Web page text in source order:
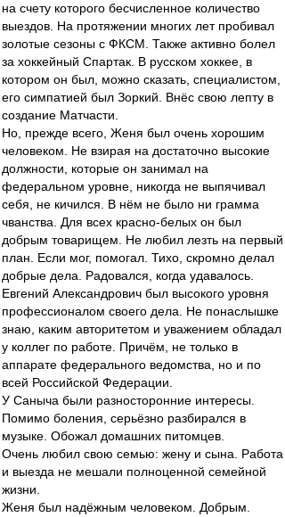
на счету которого бесчисленное количество
выездов. На протяжении многих лет пробивал
золотые сезоны с ФКСМ. Также активно болел
за хоккейный Спартак. В русском хоккее, в
котором он был, можно сказать, специалистом,
его симпатией был Зоркий. Внёс свою лепту в
создание Матчасти.
Но, прежде всего, Женя был очень хорошим
человеком. Не взирая на достаточно высокие
должности, которые он занимал на
федеральном уровне, никогда не выпячивал
себя, не кичился. В нём не было ни грамма
чванства. Для всех красно-белых он был
добрым товарищем. Не любил лезть на первый
план. Если мог, помогал. Тихо, скромно делал
добрые дела. Радовался, когда удавалось.
Евгений Александрович был высокого уровня
профессионалом своего дела. Не понаслышке
знаю, каким авторитетом и уважением обладал
у коллег по работе. Причём, не только в
аппарате федерального ведомства, но и по
всей Российской Федерации.
У Саныча были разносторонние интересы.
Помимо боления, серьёзно разбирался в
музыке. Обожал домашних питомцев.
Очень любил свою семью: жену и сына. Работа
и выезда не мешали полноценной семейной
жизни.
Женя был надёжным человеком. Добрым.